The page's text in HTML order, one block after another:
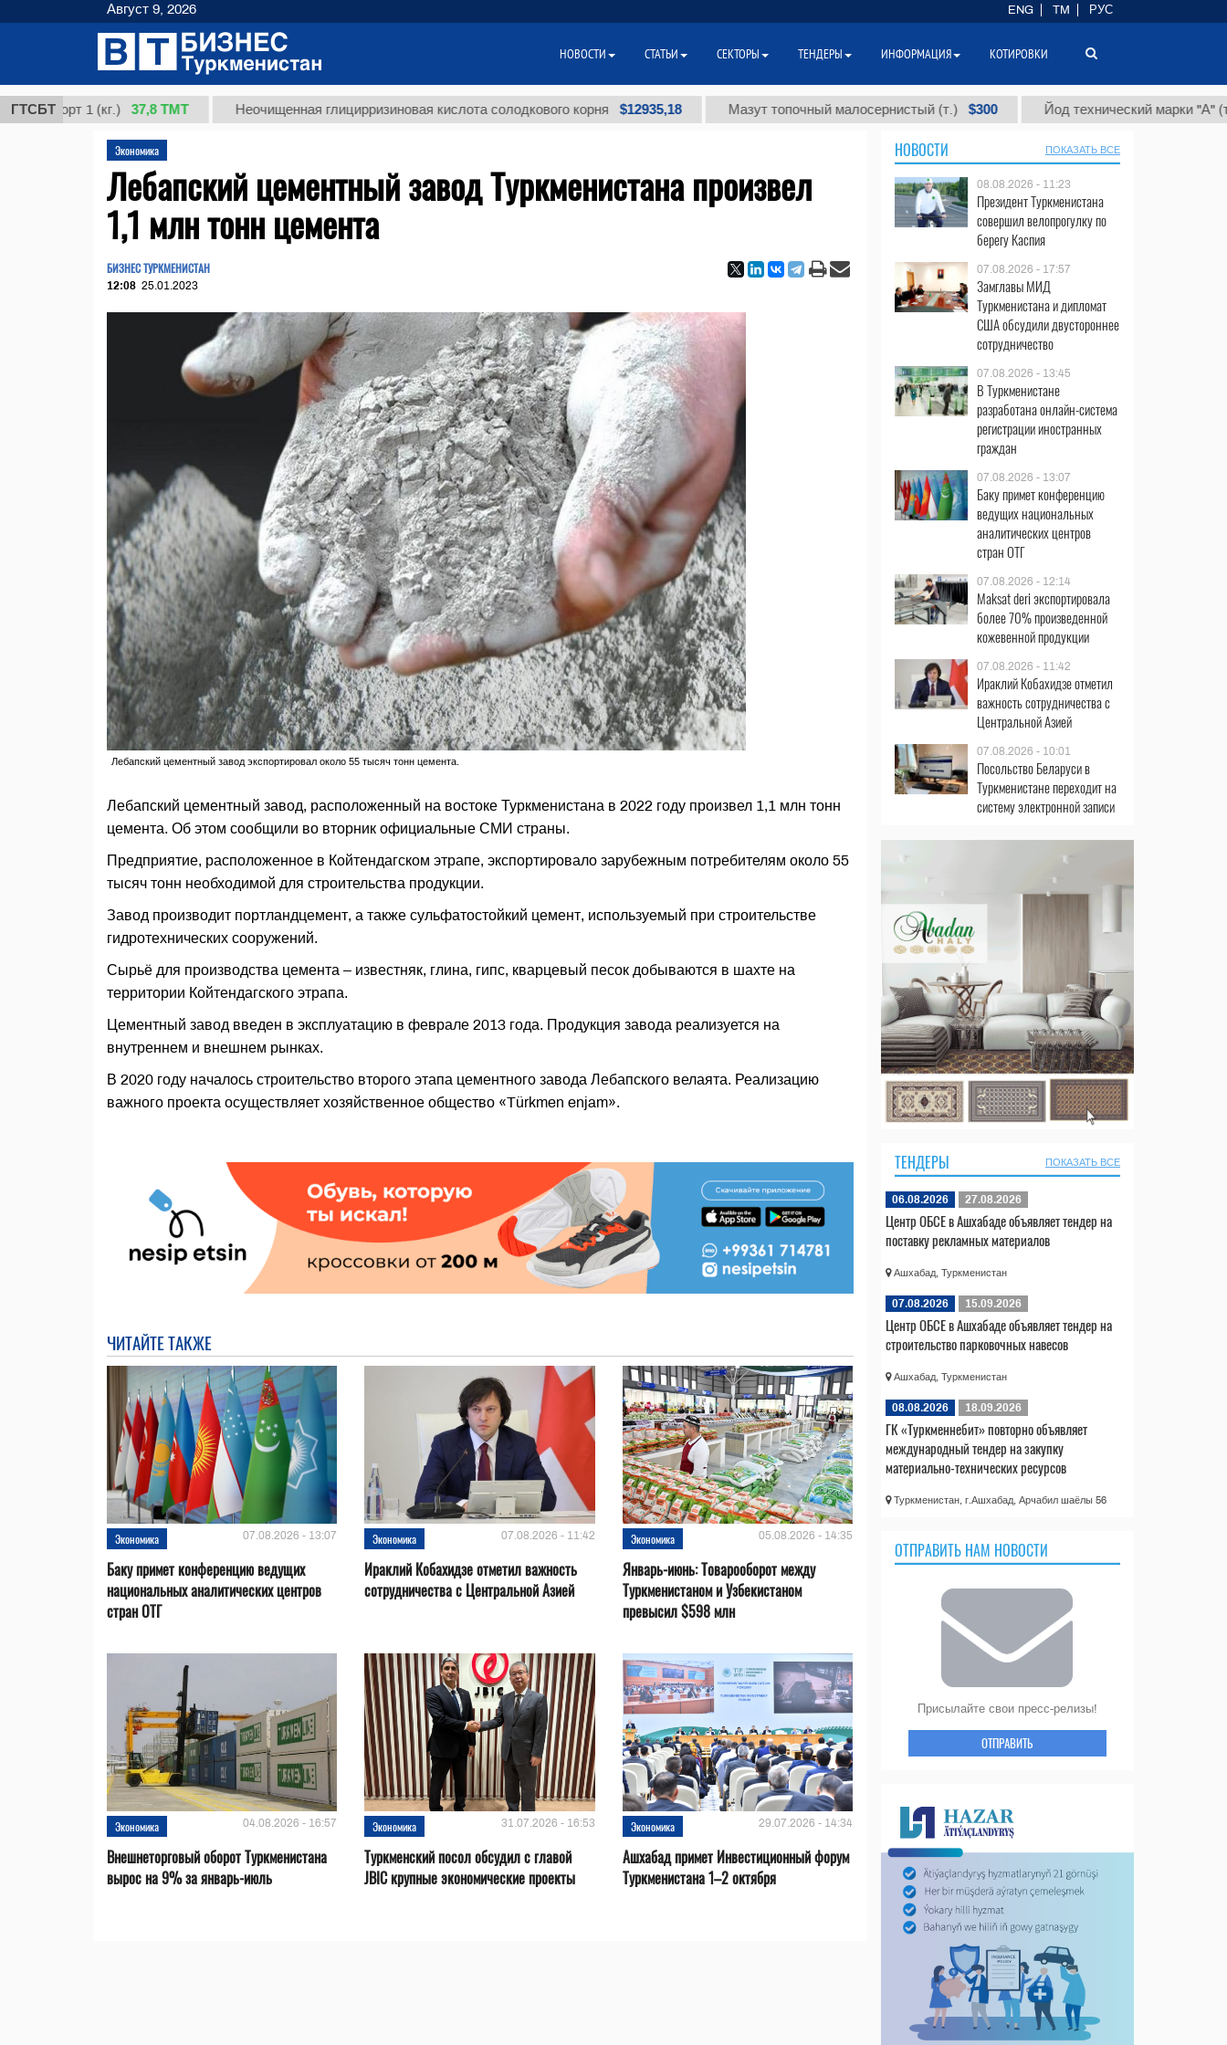
ГТСБТ
1 (кг.) 37,8 ТМТ Неочищенная глицирризиновая кислота солодкового корня $12935,18 Мазут топочный малосернистый (т.) $300 Йод технический марки "А" (т.) $86
Экономика
Лебапский цементный завод Туркменистана произвел
1,1 млн тонн цемента
БИЗНЕС ТУРКМЕНИСТАН
12:08 25.01.2023
Лебапский цементный завод экспортировал около 55 тысяч тонн цемента.
Лебапский цементный завод, расположенный на востоке Туркменистана в 2022 году произвел 1,1 млн тонн
цемента. Об этом сообщили во вторник официальные СМИ страны.
Предприятие, расположенное в Койтендагском этрапе, экспортировало зарубежным потребителям около 55
тысяч тонн необходимой для строительства продукции.
Завод производит портландцемент, а также сульфатостойкий цемент, используемый при строительстве
гидротехнических сооружений.
Сырьё для производства цемента – известняк, глина, гипс, кварцевый песок добываются в шахте на
территории Койтендагского этрапа.
Цементный завод введен в эксплуатацию в феврале 2013 года. Продукция завода реализуется на
внутреннем и внешнем рынках.
В 2020 году началось строительство второго этапа цементного завода Лебапского велаята. Реализацию
важного проекта осуществляет хозяйственное общество «Türkmen enjam».
ЧИТАЙТЕ ТАКЖЕ
Экономика 07.08.2026 - 13:07
Баку примет конференцию ведущих
национальных аналитических центров
стран ОТГ
Экономика 07.08.2026 - 11:42
Ираклий Кобахидзе отметил важность
сотрудничества с Центральной Азией
Экономика 05.08.2026 - 14:35
Январь-июнь: Товарооборот между
Туркменистаном и Узбекистаном
превысил $598 млн
Экономика 04.08.2026 - 16:57
Внешнеторговый оборот Туркменистана
вырос на 9% за январь-июль
Экономика 31.07.2026 - 16:53
Туркменский посол обсудил с главой
JBIC крупные экономические проекты
Экономика 29.07.2026 - 14:34
Ашхабад примет Инвестиционный форум
Туркменистана 1–2 октября
НОВОСТИ ПОКАЗАТЬ ВСЕ
08.08.2026 - 11:23
Президент Туркменистана
совершил велопрогулку по
берегу Каспия
07.08.2026 - 17:57
Замглавы МИД
Туркменистана и дипломат
США обсудили двустороннее
сотрудничество
07.08.2026 - 13:45
В Туркменистане
разработана онлайн-система
регистрации иностранных
граждан
07.08.2026 - 13:07
Баку примет конференцию
ведущих национальных
аналитических центров
стран ОТГ
07.08.2026 - 12:14
Maksat deri экспортировала
более 70% произведенной
кожевенной продукции
07.08.2026 - 11:42
Ираклий Кобахидзе отметил
важность сотрудничества с
Центральной Азией
07.08.2026 - 10:01
Посольство Беларуси в
Туркменистане переходит на
систему электронной записи
ТЕНДЕРЫ ПОКАЗАТЬ ВСЕ
06.08.2026 27.08.2026
Центр ОБСЕ в Ашхабаде объявляет тендер на
поставку рекламных материалов
Ашхабад, Туркменистан
07.08.2026 15.09.2026
Центр ОБСЕ в Ашхабаде объявляет тендер на
строительство парковочных навесов
Ашхабад, Туркменистан
08.08.2026 18.09.2026
ГК «Туркменнебит» повторно объявляет
международный тендер на закупку
материально-технических ресурсов
Туркменистан, г.Ашхабад, Арчабил шаёлы 56
ОТПРАВИТЬ НАМ НОВОСТИ
Присылайте свои пресс-релизы!
ОТПРАВИТЬ
Август 9, 2026 ENG TM РУС
НОВОСТИ СТАТЬИ СЕКТОРЫ ТЕНДЕРЫ ИНФОРМАЦИЯ КОТИРОВКИ